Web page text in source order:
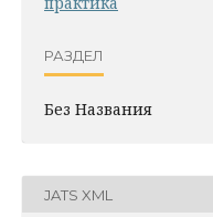
РАЗДЕЛ
Без Названия
JATS XML